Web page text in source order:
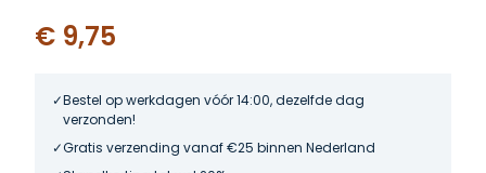
€ 9,75
Bestel op werkdagen vóór 14:00, dezelfde dag
verzonden!
Gratis verzending vanaf €25 binnen Nederland